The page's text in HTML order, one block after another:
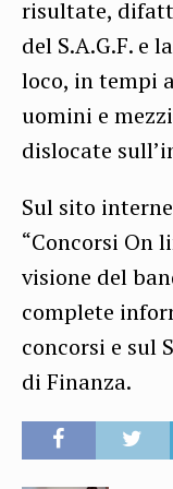
risultate,
del S.A.G.F. e
loco, in tempi
uomini e
dislocate
Sul sito
“Concorsi On
visione del
complete
concorsi e sul
di Finanza.